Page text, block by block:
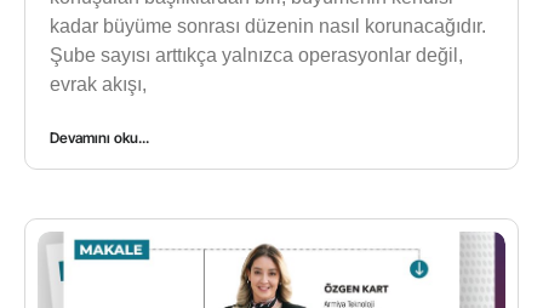
kadar büyüme sonrası düzenin nasıl korunacağıdır.
Şube sayısı arttıkça yalnızca operasyonlar değil,
evrak akışı,
Devamını oku...